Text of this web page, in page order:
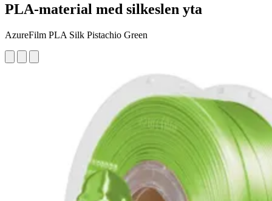
PLA-material med silkeslen yta
AzureFilm PLA Silk Pistachio Green